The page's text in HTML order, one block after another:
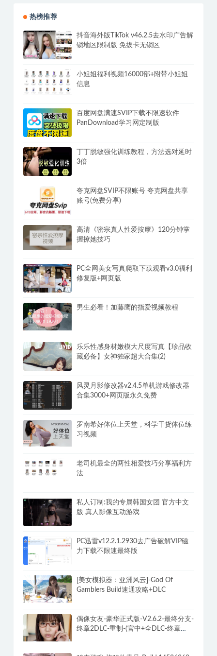
热榜推荐
抖音海外版TikTok v46.2.5去水印广告解
锁地区限制版 免拔卡无锁区
小姐姐福利视频16000部+附带小姐姐
信息
百度网盘满速SVIP下载不限速软件
PanDownload学习网定制版
丁丁脱敏强化训练教程，方法选对延时
3倍
夸克网盘SVIP不限账号 夸克网盘共享
账号(免费分享)
高清《密宗真人性爱按摩》120分钟掌
握撩她技巧
PC全网美女写真爬取下载观看v3.0福利
修复版+网页版
男生必看！加藤鹰的指爱视频教程
乐乐性感身材嫩模大尺度写真【珍品收
藏必备】女神独家超大合集(2)
风灵月影修改器v2.4.5单机游戏修改器
合集3000+网页版永久免费
罗南希好体位上天堂，科学干货体位练
习视频
老司机最全的两性相爱技巧分享福利方
法
私人订制:我的专属韩国女团 官方中文
版 真人影像互动游戏
PC迅雷v12.2.1.2930去广告破解VIP磁
力下载不限速最终版
[美女模拟器：亚洲风云]-God Of
Gamblers Build速通攻略+DLC
偶像女友-豪华正式版-V2.6.2-最终分支-
终章2DLC-重制-(官中+全DLC-终章